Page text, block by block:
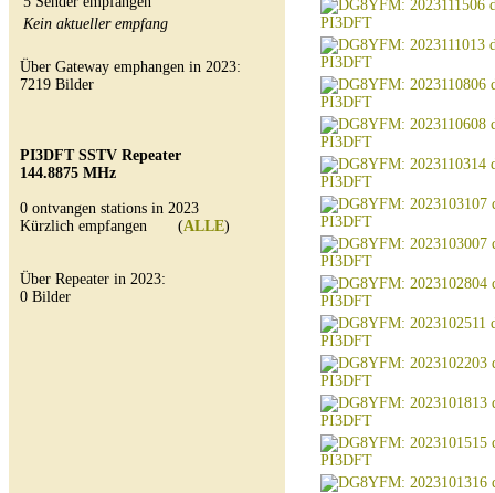
Kein aktueller empfang
Über Gateway emphangen in 2023:
7219 Bilder
PI3DFT SSTV Repeater
144.8875 MHz
0 ontvangen stations in 2023
Kürzlich empfangen (ALLE)
Über Repeater in 2023:
0 Bilder